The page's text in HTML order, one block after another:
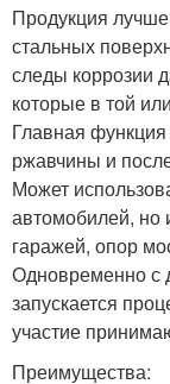
Продукция
стальных
следы коррозии
которые в той
Главная
ржавчины и
Может
автомобилей, но
гаражей, опор
Одновременно с
запускается
участие
Преимущества: